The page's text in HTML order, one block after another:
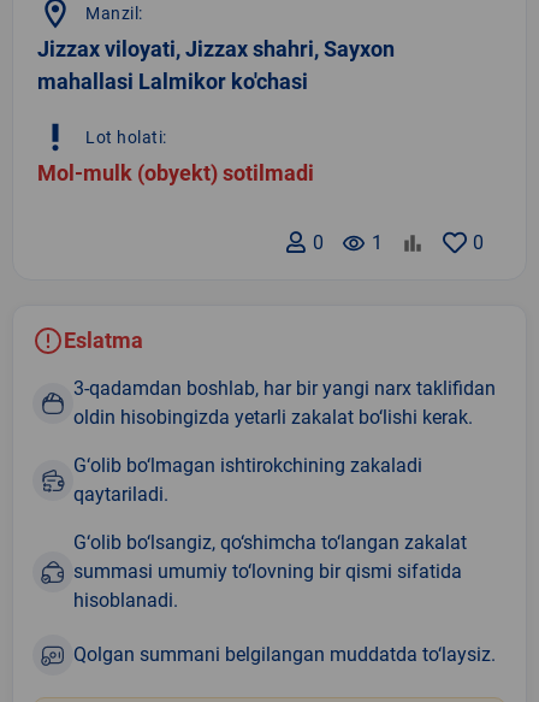
location_on Manzil:
Jizzax viloyati, Jizzax shahri, Sayxon
mahallasi Lalmikor ko'chasi
priority_high Lot holati:
Mol-mulk (obyekt) sotilmadi
0
remove_red_eye 1
0
Eslatma
3-qadamdan boshlab, har bir yangi narx taklifidan
oldin hisobingizda yetarli zakalat bo‘lishi kerak.
G‘olib bo‘lmagan ishtirokchining zakaladi
qaytariladi.
G‘olib bo‘lsangiz, qo‘shimcha to‘langan zakalat
summasi umumiy to‘lovning bir qismi sifatida
hisoblanadi.
Qolgan summani belgilangan muddatda to‘laysiz.